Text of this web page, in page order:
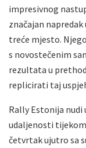
impresivnog
značajan
treće mjesto.
s novostečenim
rezultata u
replicirati taj
Rally Estonija nudi
udaljenosti
četvrtak ujutro sa